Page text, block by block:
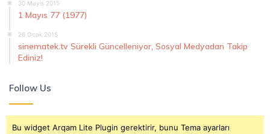
30 Mayıs 2015
1 Mayıs 77 (1977)
26 Ocak 2015
sinematek.tv Sürekli Güncelleniyor, Sosyal Medyadan Takip
Ediniz!
Follow Us
Bu widget Arqam Lite Plugin gerektirir, bunu Tema ayarları